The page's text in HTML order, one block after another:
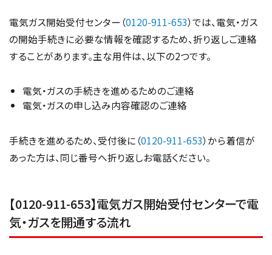
電気ガス開始受付センター（0120-911-653）では、電気・ガス
の開始手続きに必要な情報を確認するため、折り返しご連絡
することがあります。主な用件は、以下の2つです。
電気・ガスの手続きを進めるためのご連絡
電気・ガスの申し込み内容確認のご連絡
手続きを進めるため、受付後に（0120-911-653）から着信が
あった方は、同じ番号へ折り返しお電話ください。
【0120-911-653】電気ガス開始受付センターで電
気・ガスを開通する流れ